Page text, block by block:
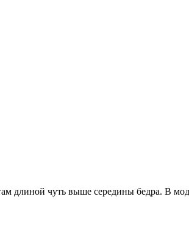
длиной чуть выше середины бедра. В